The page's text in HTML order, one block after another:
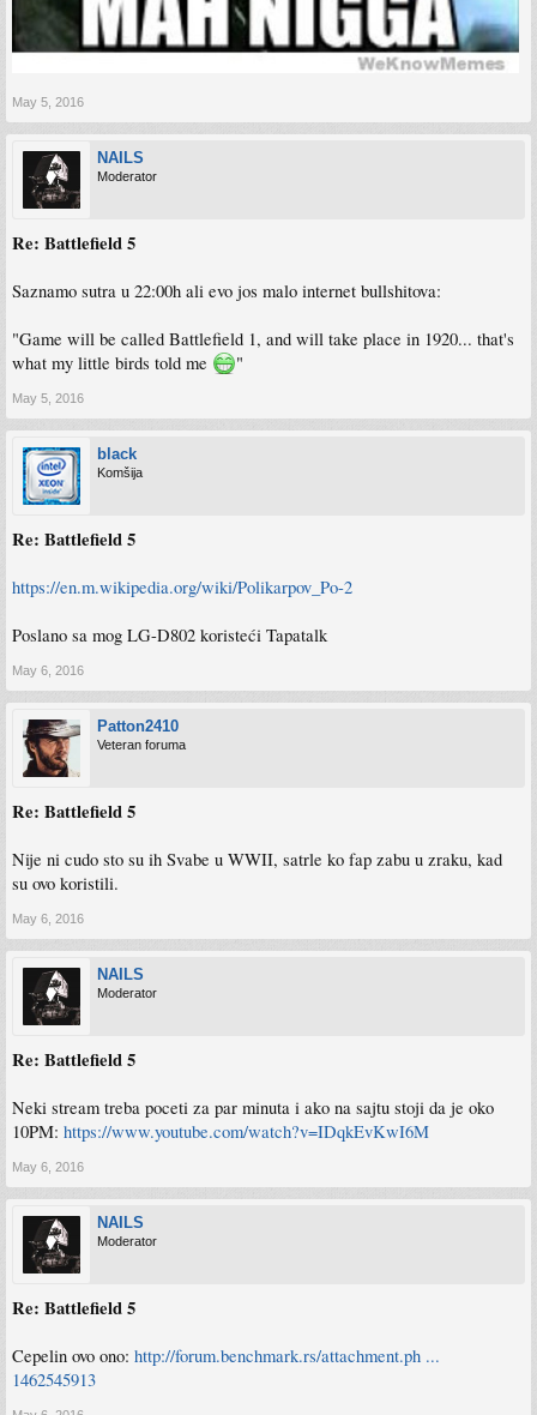
May 5, 2016
NAILS
Moderator
Re: Battlefield 5
Saznamo sutra u 22:00h ali evo jos malo internet bullshitova:
"Game will be called Battlefield 1, and will take place in 1920... that's
what my little birds told me
"
May 5, 2016
black
Komšija
Re: Battlefield 5
https://en.m.wikipedia.org/wiki/Polikarpov_Po-2
Poslano sa mog LG-D802 koristeći Tapatalk
May 6, 2016
Patton2410
Veteran foruma
Re: Battlefield 5
Nije ni cudo sto su ih Svabe u WWII, satrle ko fap zabu u zraku, kad
su ovo koristili.
May 6, 2016
NAILS
Moderator
Re: Battlefield 5
Neki stream treba poceti za par minuta i ako na sajtu stoji da je oko
10PM: https://www.youtube.com/watch?v=IDqkEvKwI6M
May 6, 2016
NAILS
Moderator
Re: Battlefield 5
Cepelin ovo ono: http://forum.benchmark.rs/attachment.ph ...
1462545913